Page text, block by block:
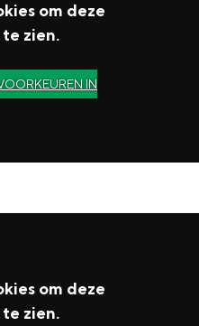
om deze
zien.
IN
om deze
zien.